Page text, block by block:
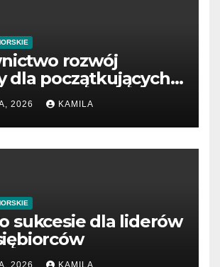
rozwój
dla początkujących
2026 KAMILA
sukcesie dla liderów
2026 KAMILA